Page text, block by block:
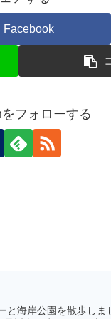
Facebook
フォローする
と海岸公園を散歩し